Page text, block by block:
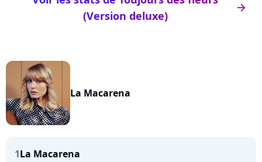
arrow_right
(Version deluxe)
La Macarena
1La Macarena